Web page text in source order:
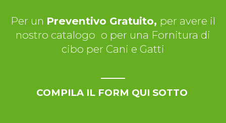
Per un Preventivo Gratuito, per avere il
nostro catalogo o per una Fornitura di
cibo per Cani e Gatti
COMPILA IL FORM QUI SOTTO